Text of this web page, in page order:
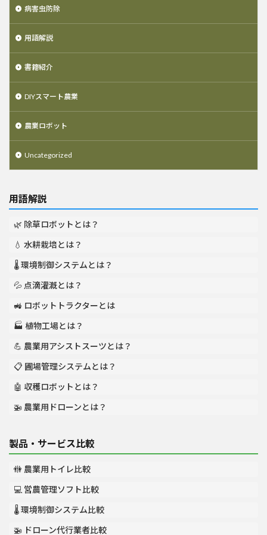
病害虫防除
用語解説
書籍紹介
DIYスマート農業
農業ロボット
Uncategorized
用語解説
🌿 除草ロボットとは？
💧 水耕栽培とは？
🌡️ 環境制御システムとは？
💦 点滴灌漑とは？
🚜 ロボットトラクターとは
🏭 植物工場とは？
💪 農業用アシストスーツとは？
📋 圃場管理システムとは？
🤖 収穫ロボットとは？
🚁 農業用ドローンとは？
製品・サービス比較
🚻 農業用トイレ比較
💻 営農管理ソフト比較
🌡️ 環境制御システム比較
🚁 ドローン代行業者比較